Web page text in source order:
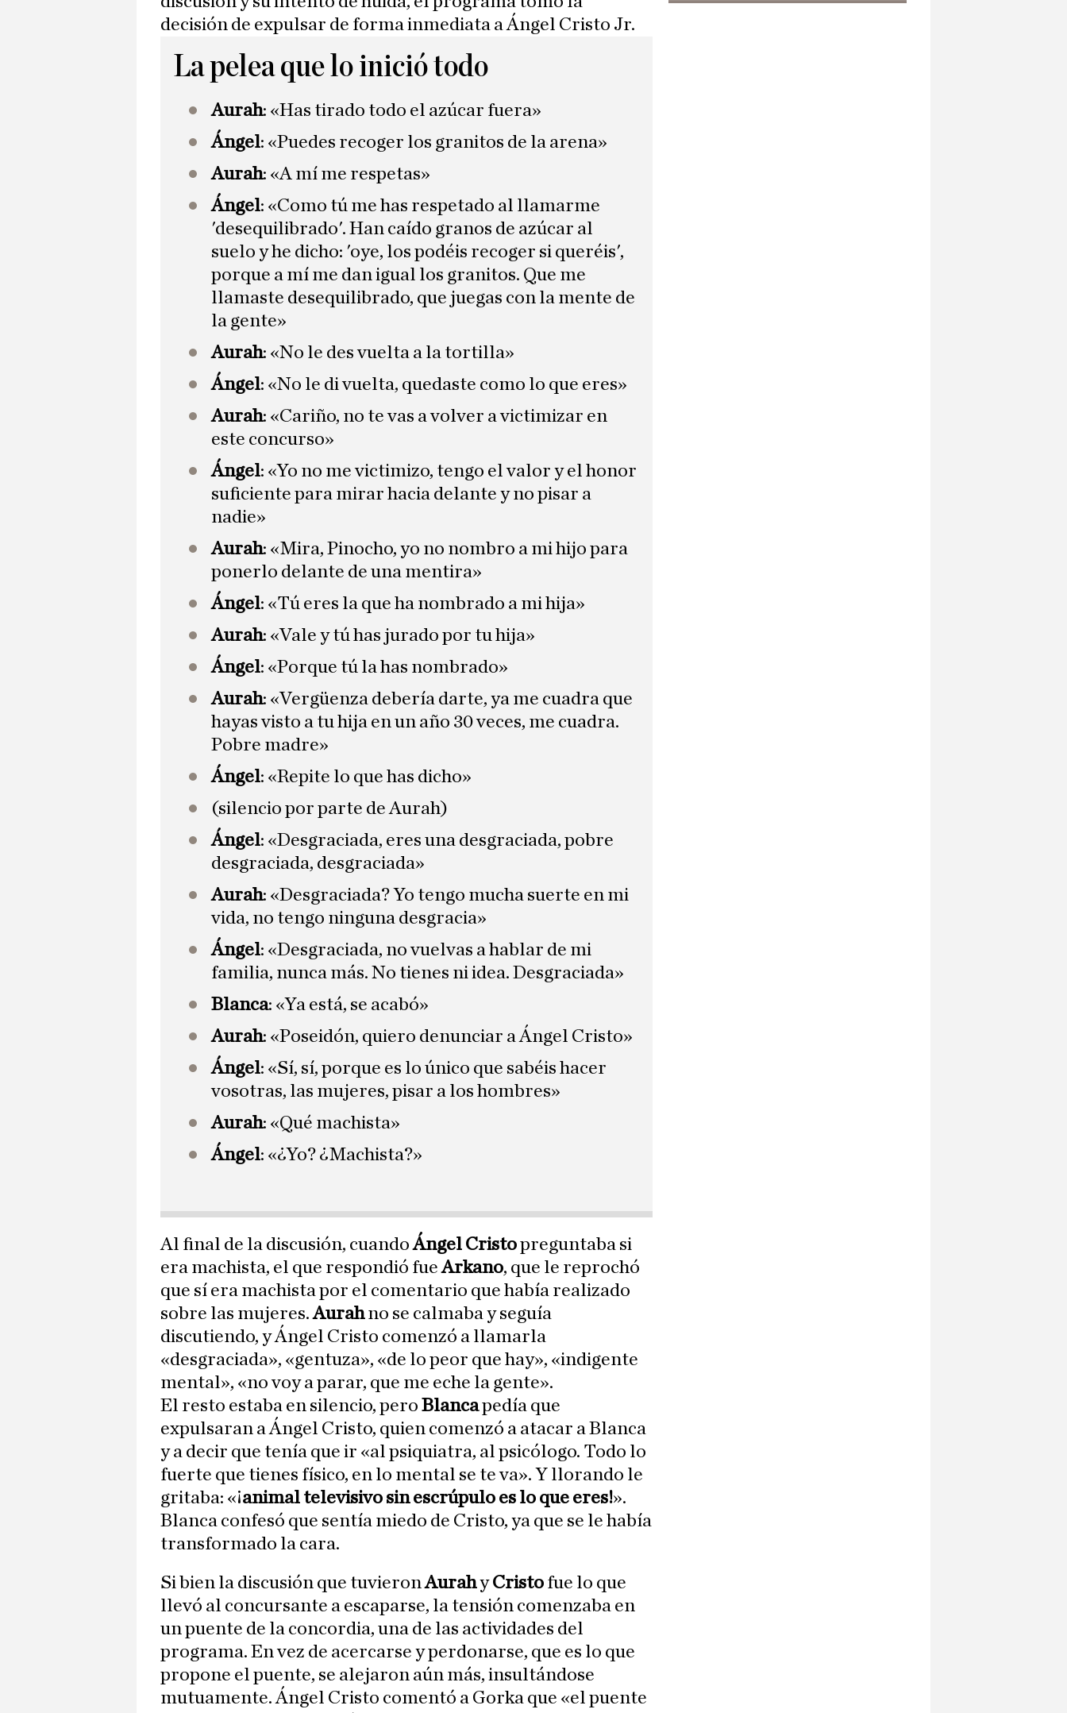
decisión de expulsar de forma inmediata a Ángel Cristo Jr.
La pelea que lo inició todo
Aurah: «Has tirado todo el azúcar fuera»
​Ángel: «Puedes recoger los granitos de la arena»
​Aurah: «A mí me respetas»
​Ángel: «Como tú me has respetado al llamarme
'desequilibrado'. Han caído granos de azúcar al
suelo y he dicho: 'oye, los podéis recoger si queréis',
porque a mí me dan igual los granitos. Que me
llamaste desequilibrado, que juegas con la mente de
la gente»
Aurah: «No le des vuelta a la tortilla»
Ángel: «No le di vuelta, quedaste como lo que eres»
Aurah: «Cariño, no te vas a volver a victimizar en
este concurso»
Ángel: «Yo no me victimizo, tengo el valor y el honor
suficiente para mirar hacia delante y no pisar a
nadie»
Aurah: «Mira, Pinocho, yo no nombro a mi hijo para
ponerlo delante de una mentira»
Ángel: «Tú eres la que ha nombrado a mi hija»
Aurah: «Vale y tú has jurado por tu hija»
Ángel: «Porque tú la has nombrado»
Aurah: «Vergüenza debería darte, ya me cuadra que
hayas visto a tu hija en un año 30 veces, me cuadra.
Pobre madre»
Ángel: «Repite lo que has dicho»
(silencio por parte de Aurah)
Ángel: «Desgraciada, eres una desgraciada, pobre
desgraciada, desgraciada»
Aurah: «Desgraciada? Yo tengo mucha suerte en mi
vida, no tengo ninguna desgracia»
Ángel: «Desgraciada, no vuelvas a hablar de mi
familia, nunca más. No tienes ni idea. Desgraciada»
Blanca: «Ya está, se acabó»
Aurah: «Poseidón, quiero denunciar a Ángel Cristo»
Ángel: «Sí, sí, porque es lo único que sabéis hacer
vosotras, las mujeres, pisar a los hombres»
Aurah: «Qué machista»
Ángel: «¿Yo? ¿Machista?»
Al final de la discusión, cuandoÁngel Cristopreguntaba si
era machista, el que respondió fueArkano, que le reprochó
que sí era machista por el comentario que había realizado
sobre las mujeres.Aurahno se calmaba y seguía
discutiendo, y Ángel Cristo comenzó a llamarla
«desgraciada», «gentuza», «de lo peor que hay», «indigente
mental», «no voy a parar, que me eche la gente».
El resto estaba en silencio, pero Blancapedía que
expulsaran a Ángel Cristo, quien comenzó a atacar a Blanca
y a decir que tenía que ir «al psiquiatra, al psicólogo. Todo lo
fuerte que tienes físico, en lo mental se te va». Y llorando le
gritaba: «¡animal televisivo sin escrúpulo es lo que eres!».
Blanca confesó que sentía miedo de Cristo, ya que se le había
transformado la cara.
Si bien la discusión que tuvieronAurahyCristo fue lo que
llevó al concursante a escaparse, la tensión comenzaba en
un puente de la concordia, una de las actividades del
programa. En vez de acercarse y perdonarse, que es lo que
propone el puente, se alejaron aún más, insultándose
mutuamente. Ángel Cristo comentó a Gorka que «el puente